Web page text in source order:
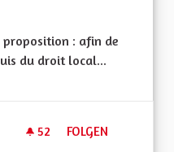
proposition : afin de
du droit local...
52 52 FOLLOWER
FOLGEN
CRÉATION DES